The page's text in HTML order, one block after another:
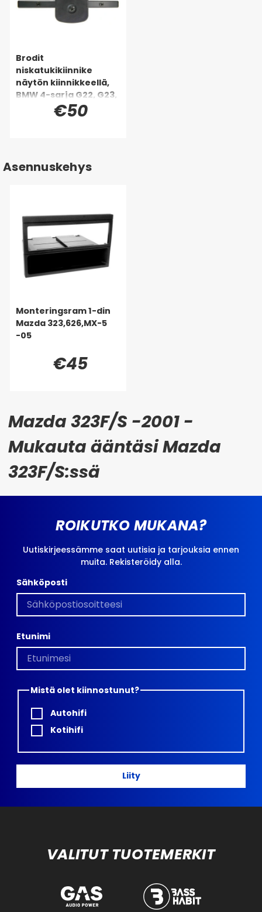
Brodit
niskatukikiinnike
näytön kiinnikkeellä,
BMW 4-sarja G22, G23,
G24, G26 88-26
€50
Asennuskehys
Monteringsram 1-din
Mazda 323,626,MX-5
-05
€45
Mazda 323F/S -2001 -
Mukauta ääntäsi Mazda
323F/S:ssä
ROIKUTKO MUKANA?
Uutiskirjeessämme saat uutisia ja tarjouksia ennen
muita. Rekisteröidy alla.
Sähköposti
Etunimi
Mistä olet kiinnostunut?
Autohifi
Kotihifi
Liity
VALITUT TUOTEMERKIT